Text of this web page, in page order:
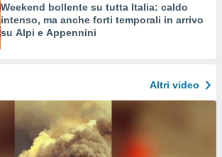
Weekend bollente su tutta Italia: caldo
intenso, ma anche forti temporali in arrivo
su Alpi e Appennini
Altri video